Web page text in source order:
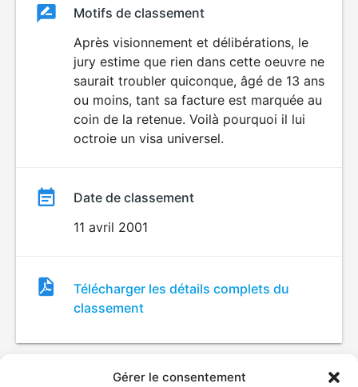
Gérer le consentement
ClassementClassement
Motifs de classement
Après visionnement et délibérations, le
jury estime que rien dans cette oeuvre ne
saurait troubler quiconque, âgé de 13 ans
ou moins, tant sa facture est marquée au
coin de la retenue. Voilà pourquoi il lui
octroie un visa universel.
Date de classement
11 avril 2001
Fichier
de
classement
Télécharger les détails complets du
classement